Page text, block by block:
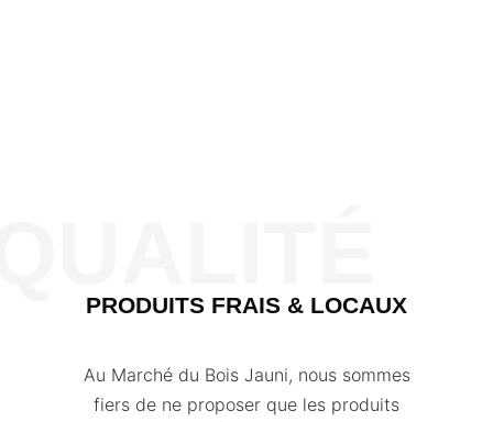
PRODUITS FRAIS & LOCAUX
Au Marché du Bois Jauni, nous sommes
fiers de ne proposer que les produits